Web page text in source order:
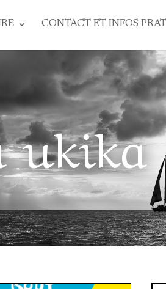
CONTACT ET INFOS
ukika